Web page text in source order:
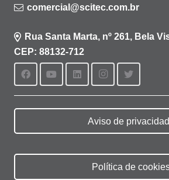
comercial@scitec.com.br
Rua Santa Marta, nº 261, Bela
CEP: 88132-712
Aviso de
Política de